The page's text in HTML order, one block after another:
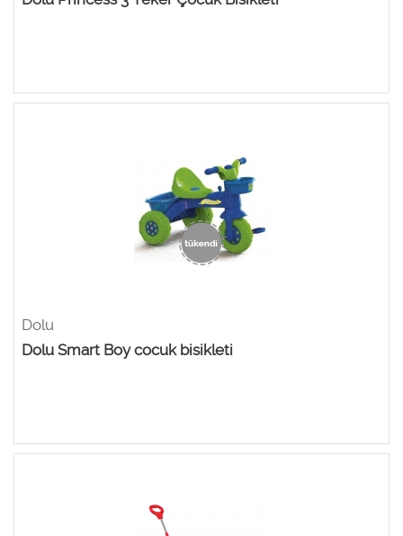
Dolu
Dolu Smart Boy cocuk bisikleti